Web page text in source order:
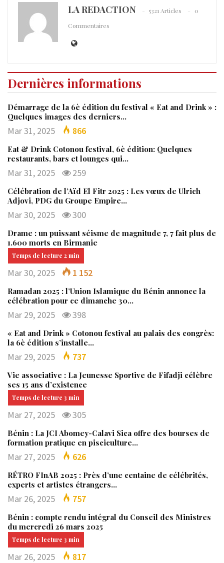
LA REDACTION 5321 Articles
0
Commentaires
Dernières informations
Démarrage de la 6è édition du festival « Eat and Drink » :
Quelques images des derniers…
Mar 31, 2025 866
Eat & Drink Cotonou festival, 6è édition: Quelques
restaurants, bars et lounges qui…
Mar 31, 2025 259
Célébration de l’Aïd El Fitr 2025 : Les vœux de Ulrich
Adjovi, PDG du Groupe Empire…
Mar 30, 2025 300
Drame : un puissant séisme de magnitude 7, 7 fait plus de
1.600 morts en Birmanie
Mar 30, 2025 1 152
Ramadan 2025 : l’Union Islamique du Bénin annonce la
célébration pour ce dimanche 30…
Mar 29, 2025 398
« Eat and Drink » Cotonou festival au palais des congrès:
la 6è édition s’installe…
Mar 29, 2025 737
Vie associative : La Jeunesse Sportive de Fifadji célèbre
ses 15 ans d’existence
Mar 27, 2025 305
Bénin : La JCI Abomey-Calavi Sica offre des bourses de
formation pratique en pisciculture…
Mar 27, 2025 626
RÉTRO FInAB 2025 : Près d’une centaine de célébrités,
experts et artistes étrangers…
Mar 26, 2025 757
Bénin : compte rendu intégral du Conseil des Ministres
du mercredi 26 mars 2025
Mar 26, 2025 817